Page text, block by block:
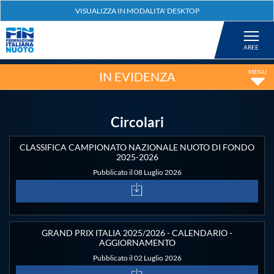
Nuoto
Tuffi
Artistico
Fondo
Salvamento
IN EVIDENZA
Circolari
CLASSIFICA CAMPIONATO NAZIONALE NUOTO DI FONDO
2025-2026
Pubblicato il 08 Luglio 2026
GRAND PRIX ITALIA 2025/2026 - CALENDARIO -
AGGIORNAMENTO
Pubblicato il 02 Luglio 2026